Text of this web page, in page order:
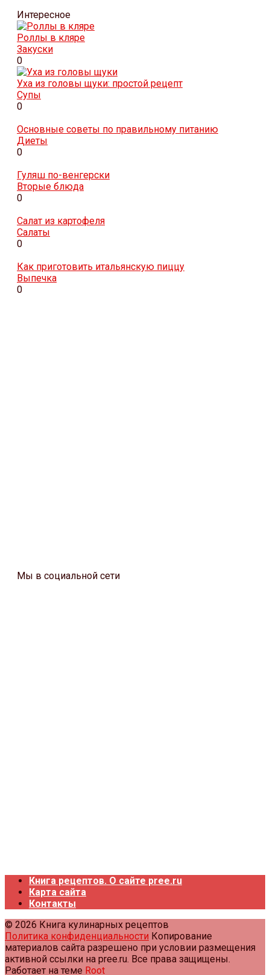
Интересное
Роллы в кляре
Закуски
0
Уха из головы щуки: простой рецепт
Супы
0
Основные советы по правильному питанию
Диеты
0
Гуляш по-венгерски
Вторые блюда
0
Салат из картофеля
Салаты
0
Как приготовить итальянскую пиццу
Выпечка
0
Мы в социальной сети
Книга рецептов. О сайте pree.ru
Карта сайта
Контакты
© 2026 Книга кулинарных рецептов
Политика конфиденциальности Копирование
материалов сайта разрешено при условии размещения
активной ссылки на pree.ru. Все права защищены.
Работает на теме Root